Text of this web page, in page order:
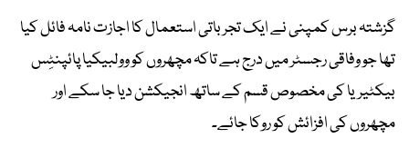
گزشتہ برس کمپنی نے ایک تجرباتی استعمال کا اجازت نامہ فائل کیا
تھا جو وفاقی رجسٹر میں درج ہے تاکہ مچھروں کو وولبیکیا پائپنٹِس
بیکٹیریا کی مخصوص قسم کے ساتھ انجیکشن دیا جا سکے اور
مچھروں کی افزائش کو روکا جائے۔